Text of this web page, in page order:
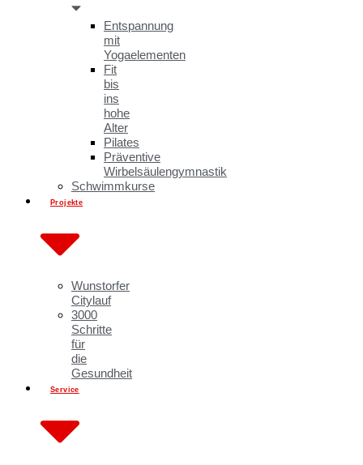
Entspannung
mit
Yogaelementen
Fit
bis
ins
hohe
Alter
Pilates
Präventive
Wirbelsäulengymnastik
Schwimmkurse
Projekte
Wunstorfer
Citylauf
3000
Schritte
für
die
Gesundheit
Service